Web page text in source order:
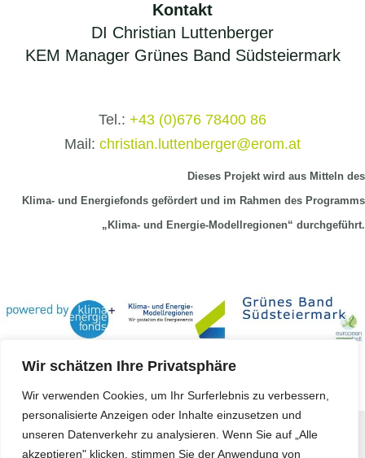
Wir schätzen Ihre Privatsphäre
Wir verwenden Cookies, um Ihr Surferlebnis zu verbessern,
personalisierte Anzeigen oder Inhalte einzusetzen und
unseren Datenverkehr zu analysieren. Wenn Sie auf „Alle
akzeptieren" klicken, stimmen Sie der Anwendung von
Kontakt
DI Christian Luttenberger
KEM Manager Grünes Band Südsteiermark
Tel.: +43 (0)676 78400 86
Mail: christian.luttenberger@erom.at
Dieses Projekt wird aus Mitteln des
Klima- und Energiefonds gefördert und im Rahmen des Programms
„Klima- und Energie-Modellregionen“ durchgeführt.
Copyright © 2023 -Koerbler GmbH